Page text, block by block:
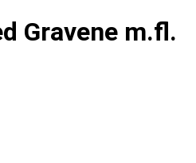
Gravene m.fl.